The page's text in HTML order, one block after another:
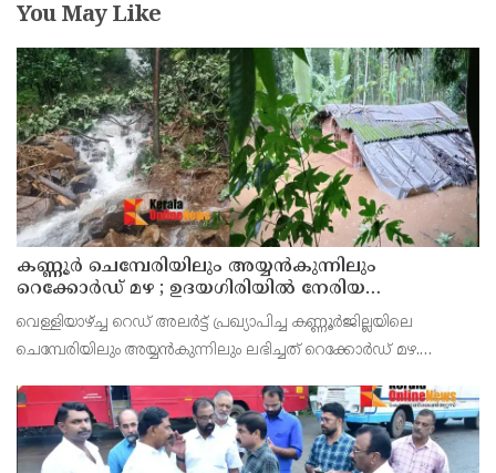
You May Like
കണ്ണൂർ ചെമ്പേരിയിലും അയ്യൻകുന്നിലും
റെക്കോർഡ് മഴ ; ഉദയഗിരിയിൽ നേരിയ
ഉരുൾപൊട്ടൽ; 13 പേരെ ക്യാമ്പിലേക്ക് മാറ്റി
വെള്ളിയാഴ്ച്ച റെഡ് അലർട്ട് പ്രഖ്യാപിച്ച കണ്ണൂർജില്ലയിലെ
ചെമ്പേരിയിലും അയ്യൻകുന്നിലും ലഭിച്ചത് റെക്കോർഡ് മഴ.
മില്ലിമീറ്റർ മഴ ആ സമയം സംസ്ഥാനത്ത